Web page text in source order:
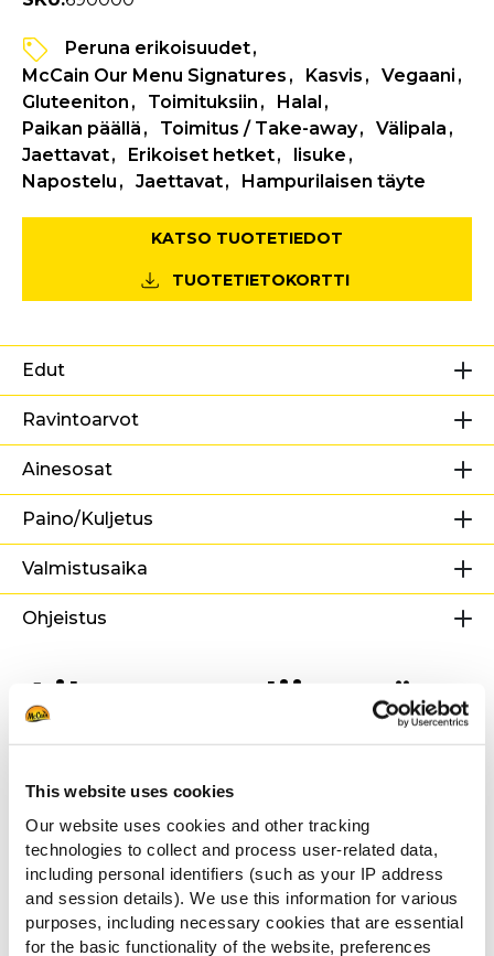
This website uses cookies
Our website uses cookies and other tracking
technologies to collect and process user-related data,
including personal identifiers (such as your IP address
and session details). We use this information for various
purposes, including necessary cookies that are essential
for the basic functionality of the website, preferences
Peruna erikoisuudet
McCain Our Menu Signatures
Kasvis
Vegaani
Gluteeniton
Toimituksiin
Halal
Paikan päällä
Toimitus / Take-away
Välipala
Jaettavat
Erikoiset hetket
lisuke
Napostelu
Jaettavat Hampurilaisen täyte
KATSO TUOTETIEDOT
TUOTETIETOKORTTI
Edut
Ravintoarvot
Ainesosat
Paino/Kuljetus
Valmistusaika
Ohjeistus
Aiheeseen liittyvät
reseptit
Maxi Chips -ranskalaiset padrón-
paprikoiden kera